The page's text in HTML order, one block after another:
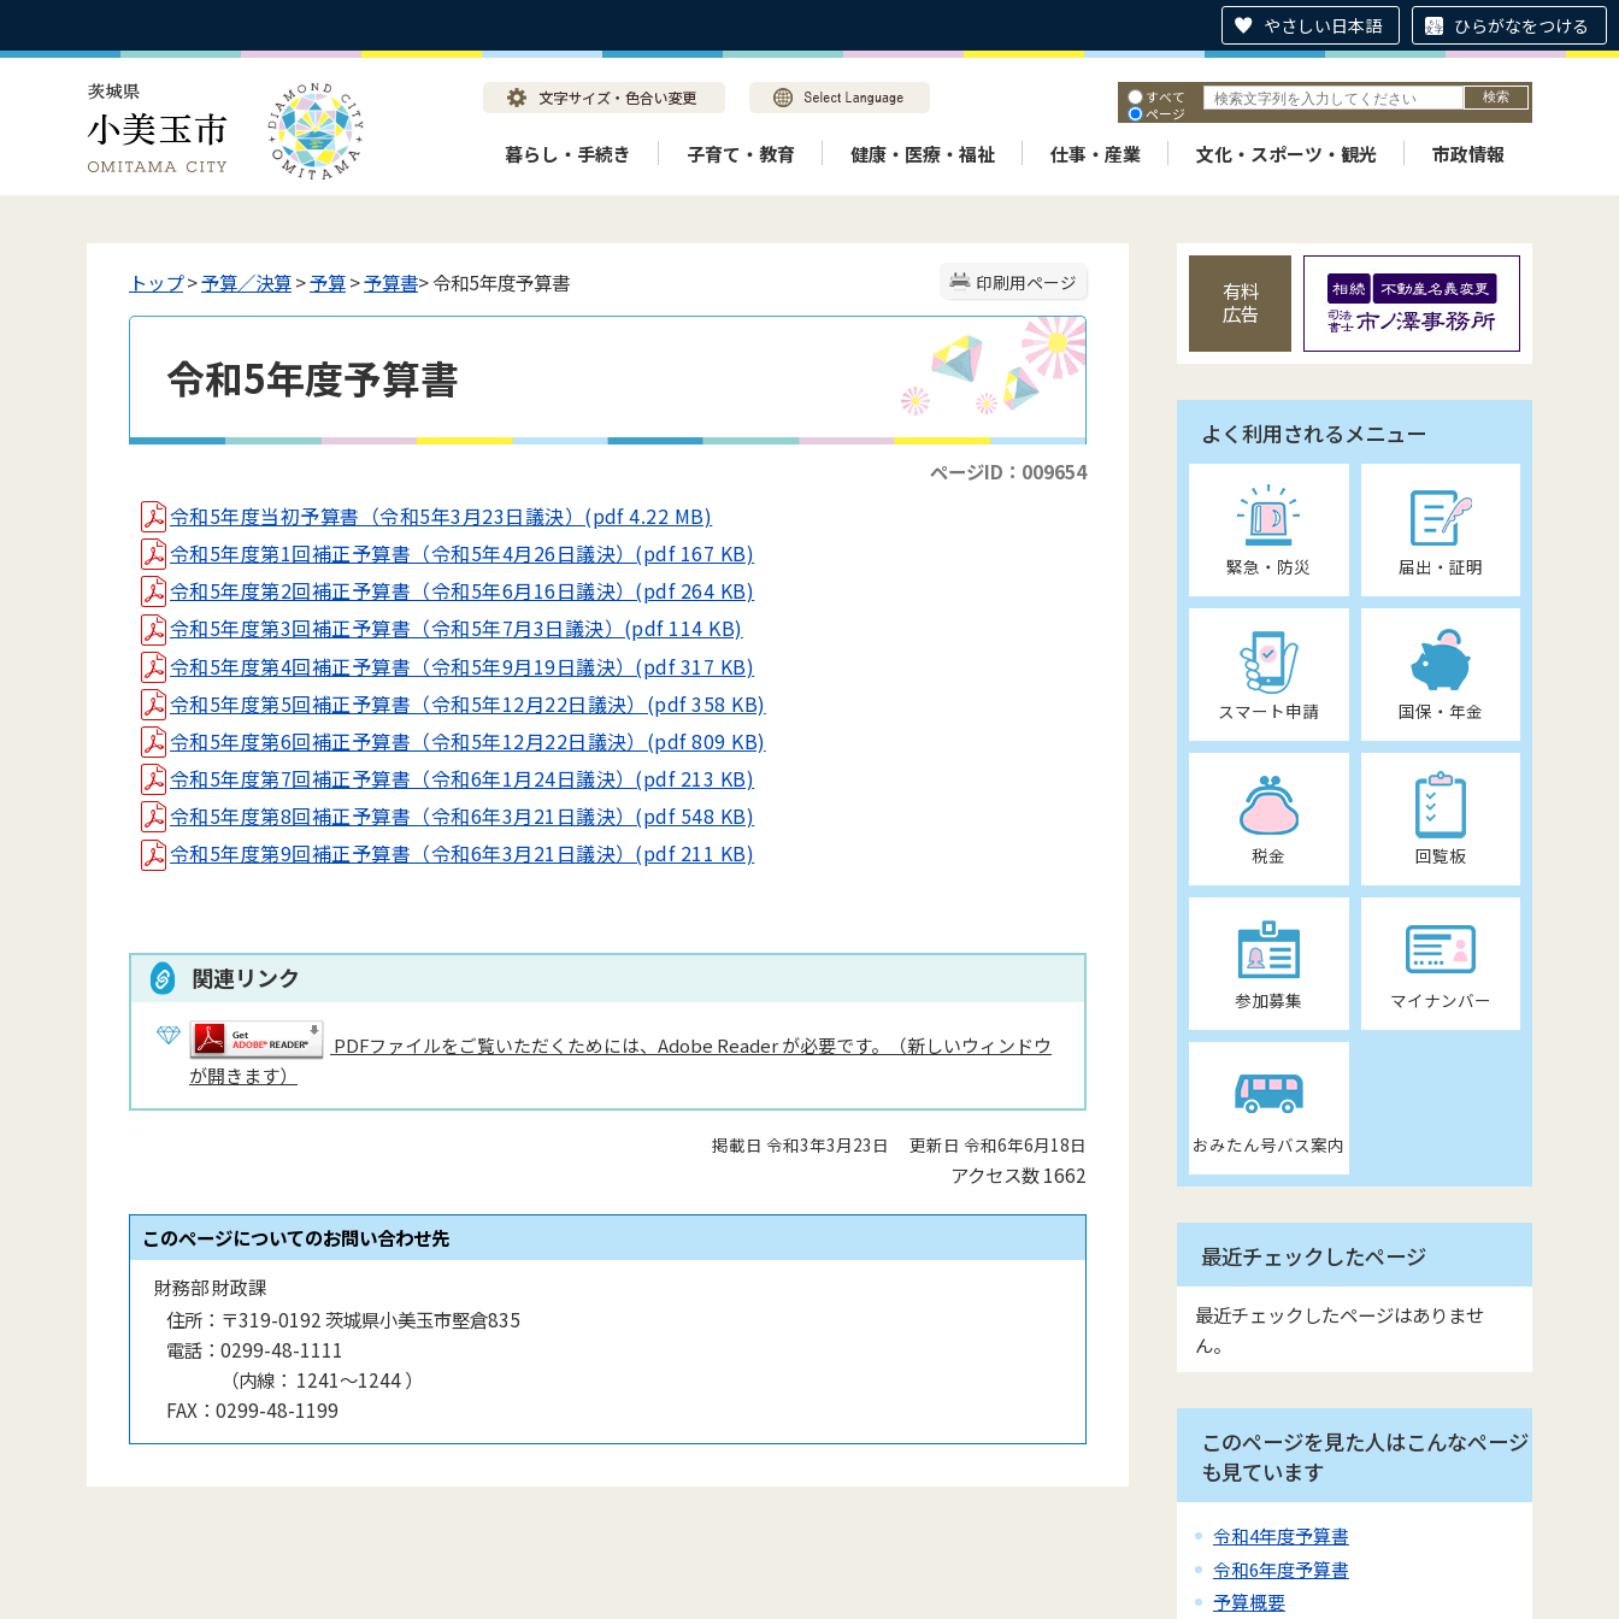
やさしい日本語 ひらがなをつける
すべて
ページ
暮らし・手続き 子育て・教育 健康・医療・福祉 仕事・産業 文化・スポーツ・観光 市政情報
印刷用ページ
トップ>予算／決算>予算>予算書> 令和5年度予算書
令和5年度予算書
ページID：009654
令和5年度当初予算書（令和5年3月23日議決）(pdf 4.22 MB)
令和5年度第1回補正予算書（令和5年4月26日議決）(pdf 167 KB)
令和5年度第2回補正予算書（令和5年6月16日議決）(pdf 264 KB)
令和5年度第3回補正予算書（令和5年7月3日議決）(pdf 114 KB)
令和5年度第4回補正予算書（令和5年9月19日議決）(pdf 317 KB)
令和5年度第5回補正予算書（令和5年12月22日議決）(pdf 358 KB)
令和5年度第6回補正予算書（令和5年12月22日議決）(pdf 809 KB)
令和5年度第7回補正予算書（令和6年1月24日議決）(pdf 213 KB)
令和5年度第8回補正予算書（令和6年3月21日議決）(pdf 548 KB)
令和5年度第9回補正予算書（令和6年3月21日議決）(pdf 211 KB)
関連リンク
PDFファイルをご覧いただくためには、Adobe Reader が必要です。（新しいウィンドウ
が開きます）
掲載日 令和3年3月23日 更新日 令和6年6月18日
アクセス数1662
このページについてのお問い合わせ先
財務部 財政課
住所： 〒319-0192 茨城県小美玉市堅倉835
電話： 0299-48-1111
（内線 ： 1241〜1244）
FAX： 0299-48-1199
有料
広告
よく利用されるメニュー
緊急・防災 届出・証明
スマート申請 国保・年金
税金 回覧板
参加募集 マイナンバー
おみたん号バス案内
最近チェックしたページ
最近チェックしたページはありませ
ん。
このページを見た人はこんなページ
も見ています
令和4年度予算書
令和6年度予算書
予算概要